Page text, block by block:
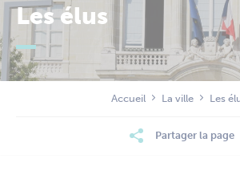
Nous contacter
Les élus
Accueil La ville Les
Partager la page